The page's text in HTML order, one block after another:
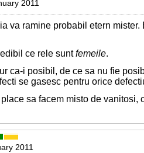
2011
va ramine probabil etern
ce rele suntfemeile.
ca-i posibil, de ce sa nu fie
se gasesc pentru orice
sa facem misto de vanitosi,
2011